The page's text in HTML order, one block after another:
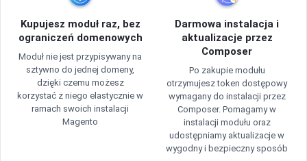
Kupujesz moduł raz, bez
ograniczeń domenowych
Moduł nie jest przypisywany na
sztywno do jednej domeny,
dzięki czemu możesz
korzystać z niego elastycznie w
ramach swoich instalacji
Magento
Darmowa instalacja i
aktualizacje przez
Composer
Po zakupie modułu
otrzymujesz token dostępowy
wymagany do instalacji przez
Composer. Pomagamy w
instalacji modułu oraz
udostępniamy aktualizacje w
wygodny i bezpieczny sposób